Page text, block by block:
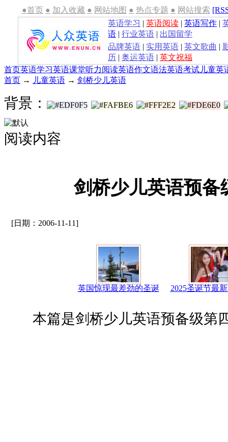
●首页 ● 加入收藏 ● 网站地图 ● 热点专题 ● 网站搜索
英语学习 | 英语阅读 | 英语写作 |
语 | 行业英语 | 出国留学
品牌英语 | 实用英语 | 英文歌曲 |
历 | 奥运英语 | 英文祝福
首页英语学习英语课堂听力阅读英语作文语法英语考试 儿童英
首页 → 儿童英语 → 剑桥少儿英语
背景：
阅读内容
剑桥少儿英语预备
[日期：2006-11-11]
英国惊现最差劲的圣诞 2025圣诞节最
本篇是剑桥少儿英语预备级第